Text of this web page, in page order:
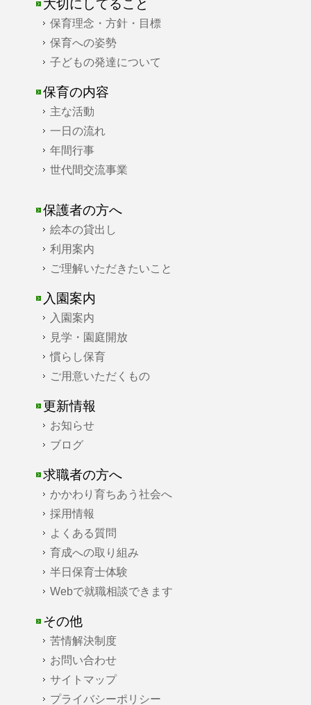
大切にしてること
保育理念・方針・目標
保育への姿勢
子どもの発達について
保育の内容
主な活動
一日の流れ
年間行事
世代間交流事業
保護者の方へ
絵本の貸出し
利用案内
ご理解いただきたいこと
入園案内
入園案内
見学・園庭開放
慣らし保育
ご用意いただくもの
更新情報
お知らせ
ブログ
求職者の方へ
かかわり育ちあう社会へ
採用情報
よくある質問
育成への取り組み
半日保育士体験
Webで就職相談できます
その他
苦情解決制度
お問い合わせ
サイトマップ
プライバシーポリシー